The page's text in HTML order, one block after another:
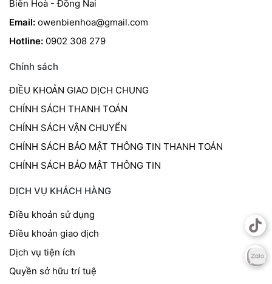
Biên Hoà - Đồng Nai
Email: owenbienhoa@gmail.com
Hotline: 0902 308 279
Chính sách
ĐIỀU KHOẢN GIAO DỊCH CHUNG
CHÍNH SÁCH THANH TOÁN
CHÍNH SÁCH VẬN CHUYỂN
CHÍNH SÁCH BẢO MẬT THÔNG TIN THANH TOÁN
CHÍNH SÁCH BẢO MẬT THÔNG TIN
DỊCH VỤ KHÁCH HÀNG
Điều khoản sử dụng
Điều khoản giao dịch
Dịch vụ tiện ích
Quyền sở hữu trí tuệ